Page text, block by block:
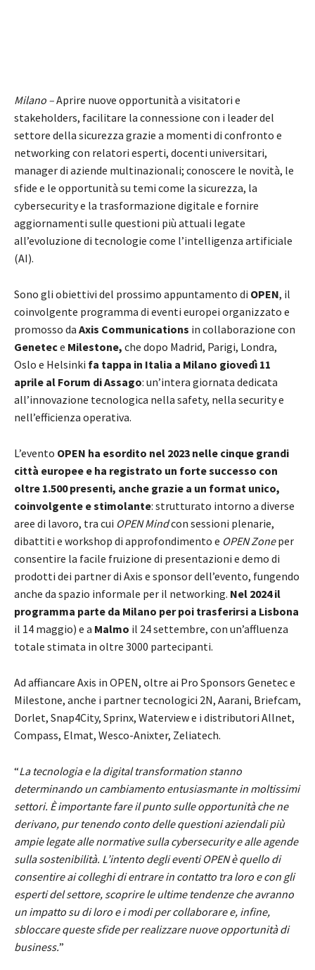
Milano –Aprire nuove opportunità a visitatori e
stakeholders, facilitare la connessione con i leader del
settore della sicurezza grazie a momenti di confronto e
networking con relatori esperti, docenti universitari,
manager di aziende multinazionali; conoscere le novità, le
sfide e le opportunità su temi come la sicurezza, la
cybersecurity e la trasformazione digitale e fornire
aggiornamenti sulle questioni più attuali legate
all’evoluzione di tecnologie come l’intelligenza artificiale
(AI).
Sono gli obiettivi del prossimo appuntamento di OPEN, il
coinvolgente programma di eventi europei organizzato e
promosso da Axis Communications in collaborazione con
Genetece Milestone, che dopo Madrid, Parigi, Londra,
Oslo e Helsinki fa tappa in Italia a Milano giovedì 11
aprile al Forum di Assago: un’intera giornata dedicata
all’innovazione tecnologica nella safety, nella security e
nell’efficienza operativa.
L’evento OPEN ha esordito nel 2023 nelle cinque grandi
città europee e ha registrato un forte successo con
oltre 1.500 presenti, anche grazie a un format unico,
coinvolgente e stimolante: strutturato intorno a diverse
aree di lavoro, tra cui OPEN Mindcon sessioni plenarie,
dibattiti e workshop di approfondimento e OPEN Zoneper
consentire la facile fruizione di presentazioni e demo di
prodotti dei partner di Axis e sponsor dell’evento, fungendo
anche da spazio informale per il networking. Nel 2024 il
programma parte da Milano per poi trasferirsi a Lisbona
il 14 maggio) e a Malmo il 24 settembre, con un’affluenza
totale stimata in oltre 3000 partecipanti.
Ad affiancare Axis in OPEN, oltre ai Pro Sponsors Genetec e
Milestone, anche i partner tecnologici 2N, Aarani, Briefcam,
Dorlet, Snap4City, Sprinx, Waterview e i distributori Allnet,
Compass, Elmat, Wesco-Anixter, Zeliatech.
“La tecnologia e la digital transformation stanno
determinando un cambiamento entusiasmante in moltissimi
settori. È importante fare il punto sulle opportunità che ne
derivano, pur tenendo conto delle questioni aziendali più
ampie legate alle normative sulla cybersecurity e alle agende
sulla sostenibilità. L’intento degli eventi OPEN è quello di
consentire ai colleghi di entrare in contatto tra loro e con gli
esperti del settore, scoprire le ultime tendenze che avranno
un impatto su di loro e i modi per collaborare e, infine,
sbloccare queste sfide per realizzare nuove opportunità di
business.”